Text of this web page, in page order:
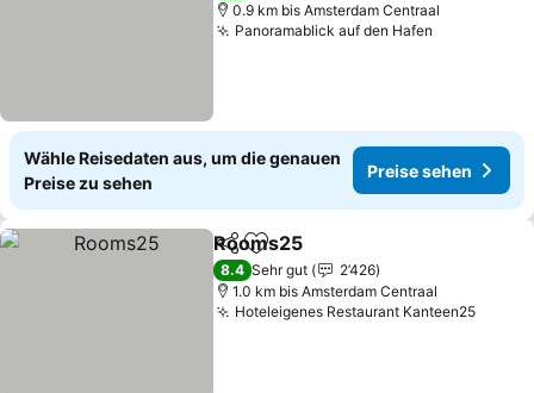
0.9 km bis Amsterdam Centraal
Panoramablick auf den Hafen
Wähle Reisedaten aus, um die genauen
Preise zu sehen
Preise sehen
TeilenZu Favoriten hinzufügen
Rooms25
8.4 Sehr gut
2’426
1.0 km bis Amsterdam Centraal
Hoteleigenes Restaurant Kanteen25